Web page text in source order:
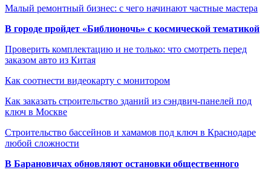
Малый ремонтный бизнес: с чего начинают частные мастера
В городе пройдет «Библионочь» с космической тематикой
Проверить комплектацию и не только: что смотреть перед
заказом авто из Китая
Как соотнести видеокарту с монитором
Как заказать строительство зданий из сэндвич-панелей под
ключ в Москве
Строительство бассейнов и хамамов под ключ в Краснодаре
любой сложности
В Барановичах обновляют остановки общественного